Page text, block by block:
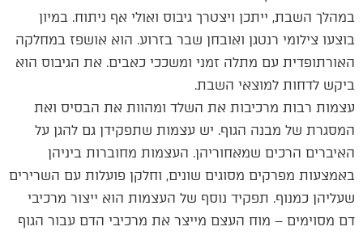
במהלך השבת, ייתכן ויצטרך גיבוס ואולי אף ניתוח. במיון
בוצעו צילומי רנטגן ואובחן שבר בזרוע. הוא אושפז במחלקה
האורתופדית עם מתלה זמני ומשככי כאבים. את הגיבוס הוא
ביקש לדחות למוצאי השבת.
עצמות רבות מרכיבות את השלד ומהוות את הבסיס ואת
המסגרת של מבנה הגוף. יש עצמות שתפקידן גם להגן על
האיברים הרכים שמאחוריהן. העצמות מחוברות ביניהן
באמצעות מפרקים מסוגים שונים, וחלקן פועלות עם השרירים
שעליהן כמנוף. תפקיד נוסף של העצמות הוא ייצור מרכיבי
דם מסוימים – מוח העצם מייצר את מרכיבי הדם עבור הגוף